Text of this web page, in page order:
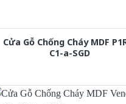
Cửa Gỗ Chống Cháy MDF
C1-a-SGD